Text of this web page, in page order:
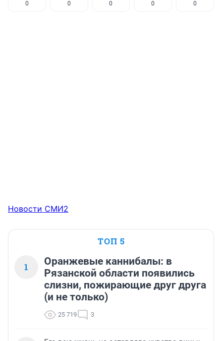
0 0 0 0 0
Новости СМИ2
ТОП 5
1
Оранжевые каннибалы: в
Рязанской области появились
слизни, пожирающие друг друга
(и не только)
25 719 3